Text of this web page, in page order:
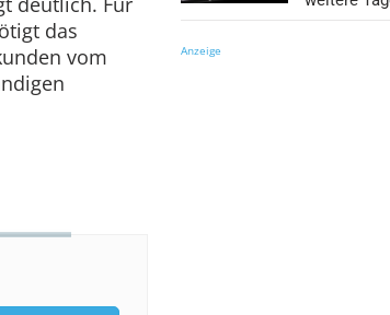
das
vom
Anzeige